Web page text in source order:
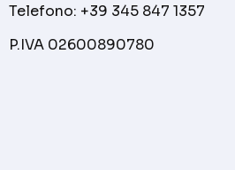
Telefono: +39 345 847 1357
P.IVA 02600890780